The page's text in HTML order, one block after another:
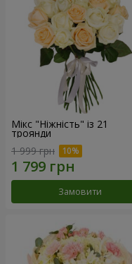
Мікс "Ніжність" із 21
троянди
1 999 грн
Замовити